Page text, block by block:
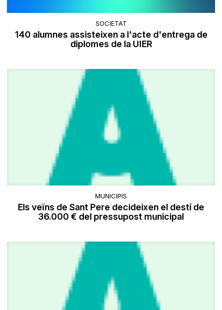
SOCIETAT
140 alumnes assisteixen a l'acte d'entrega de
diplomes de la UIER
MUNICIPIS
Els veïns de Sant Pere decideixen el destí de
36.000 € del pressupost municipal